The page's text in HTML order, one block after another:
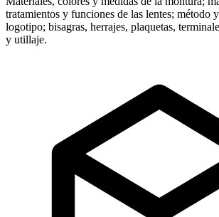
tratamientos y funciones de las lentes; método
logotipo; bisagras, herrajes, plaquetas,
y utillaje.